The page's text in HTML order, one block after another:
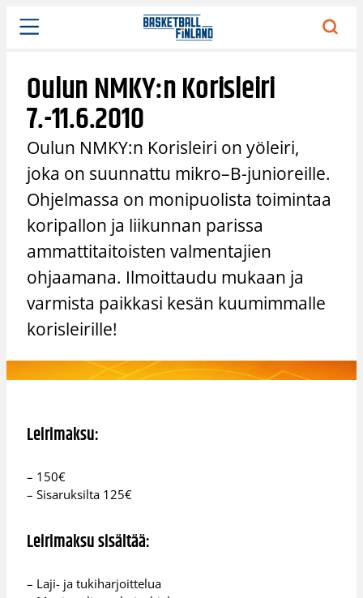
Siirry
sisältöön
Oulun NMKY:n Korisleiri
7.-11.6.2010
Oulun NMKY:n Korisleiri on yöleiri,
joka on suunnattu mikro–B-junioreille.
Ohjelmassa on monipuolista toimintaa
koripallon ja liikunnan parissa
ammattitaitoisten valmentajien
ohjaamana. Ilmoittaudu mukaan ja
varmista paikkasi kesän kuumimmalle
korisleirille!
Leirimaksu:
– 150€
– Sisaruksilta 125€
Leirimaksu sisältää:
– Laji- ja tukiharjoittelua